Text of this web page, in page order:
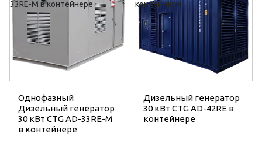
Однофазный
Дизельный генератор
30 кВт CTG AD-33RE-M
в контейнере
Дизельный генератор
30 кВт CTG AD-42RE в
контейнере